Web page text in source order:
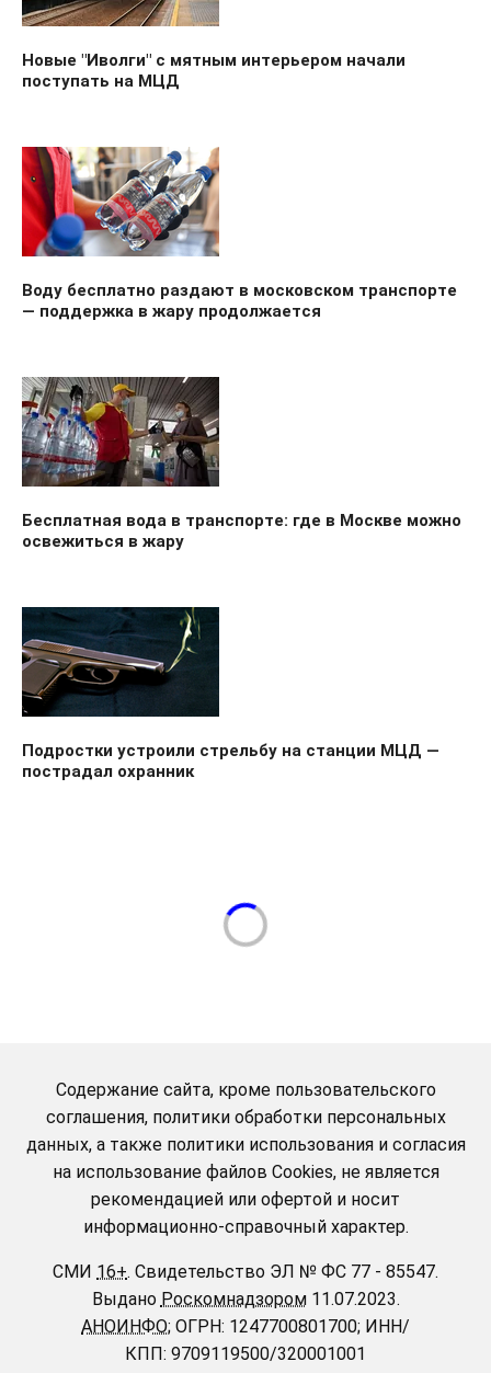
Новые "Иволги" с мятным интерьером начали
поступать на МЦД
Воду бесплатно раздают в московском транспорте
— поддержка в жару продолжается
Бесплатная вода в транспорте: где в Москве можно
освежиться в жару
Подростки устроили стрельбу на станции МЦД —
пострадал охранник
Содержание сайта, кроме пользовательского
соглашения, политики обработки персональных
данных, а также политики использования и согласия
на использование файлов Cookies, не является
рекомендацией или офертой и носит
информационно-справочный характер.
СМИ 16+. Свидетельство ЭЛ № ФС 77 - 85547.
Выдано Роскомнадзором11.07.2023.
АНОИНФО; ОГРН: 1247700801700; ИНН/
КПП: 9709119500/320001001